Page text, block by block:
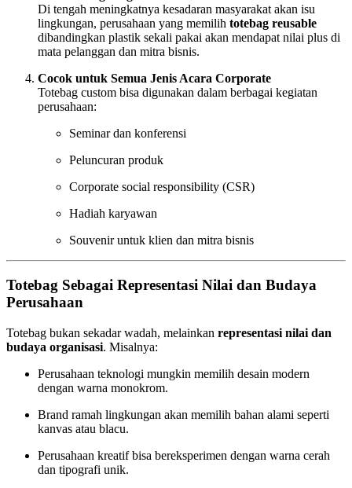
Di tengah meningkatnya kesadaran masyarakat akan isu
lingkungan, perusahaan yang memilih totebag reusable
dibandingkan plastik sekali pakai akan mendapat nilai plus di
mata pelanggan dan mitra bisnis.
Cocok untuk Semua Jenis Acara Corporate
Totebag custom bisa digunakan dalam berbagai kegiatan
perusahaan:
Seminar dan konferensi
Peluncuran produk
Corporate social responsibility (CSR)
Hadiah karyawan
Souvenir untuk klien dan mitra bisnis
Totebag Sebagai Representasi Nilai dan Budaya
Perusahaan
Totebag bukan sekadar wadah, melainkan representasi nilai dan
budaya organisasi. Misalnya:
Perusahaan teknologi mungkin memilih desain modern
dengan warna monokrom.
Brand ramah lingkungan akan memilih bahan alami seperti
kanvas atau blacu.
Perusahaan kreatif bisa bereksperimen dengan warna cerah
dan tipografi unik.